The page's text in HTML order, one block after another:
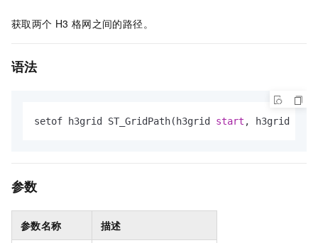
获取两个 H3 格网之间的路径。
语法
setof h3grid ST_GridPath(h3grid start , h3grid
参数
参数名称 描述